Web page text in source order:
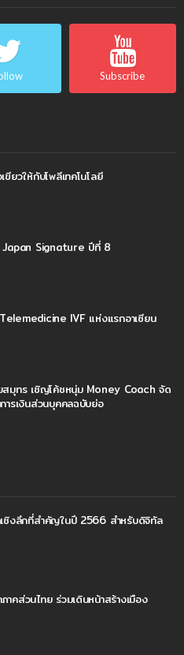
Subscribe
ยวให้กับโพลีเทคโนโลยี
Japan Signature ปีที่ 8
IVF แห่งแรกอาเซียน
สมุทร เชิญโค้ชหนุ่ม Money Coach จัด
ารเงินส่วนบุคคลฉบับย่อ
ชิงลึกที่สำคัญในปี 2566 สำหรับดิจิทัล
าคส่วนไทย ร่วมเดินหน้าสร้างเมือง